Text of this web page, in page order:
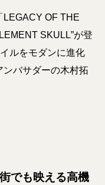
LEGACY OF THE
SKULL”が登
ルをモダンに進化
ンバサダーの木村拓
でも映える高機